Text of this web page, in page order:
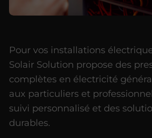
Pour vos installations
Solair Solution propose des
complètes en électricité
aux particuliers et
suivi personnalisé et des
durables.